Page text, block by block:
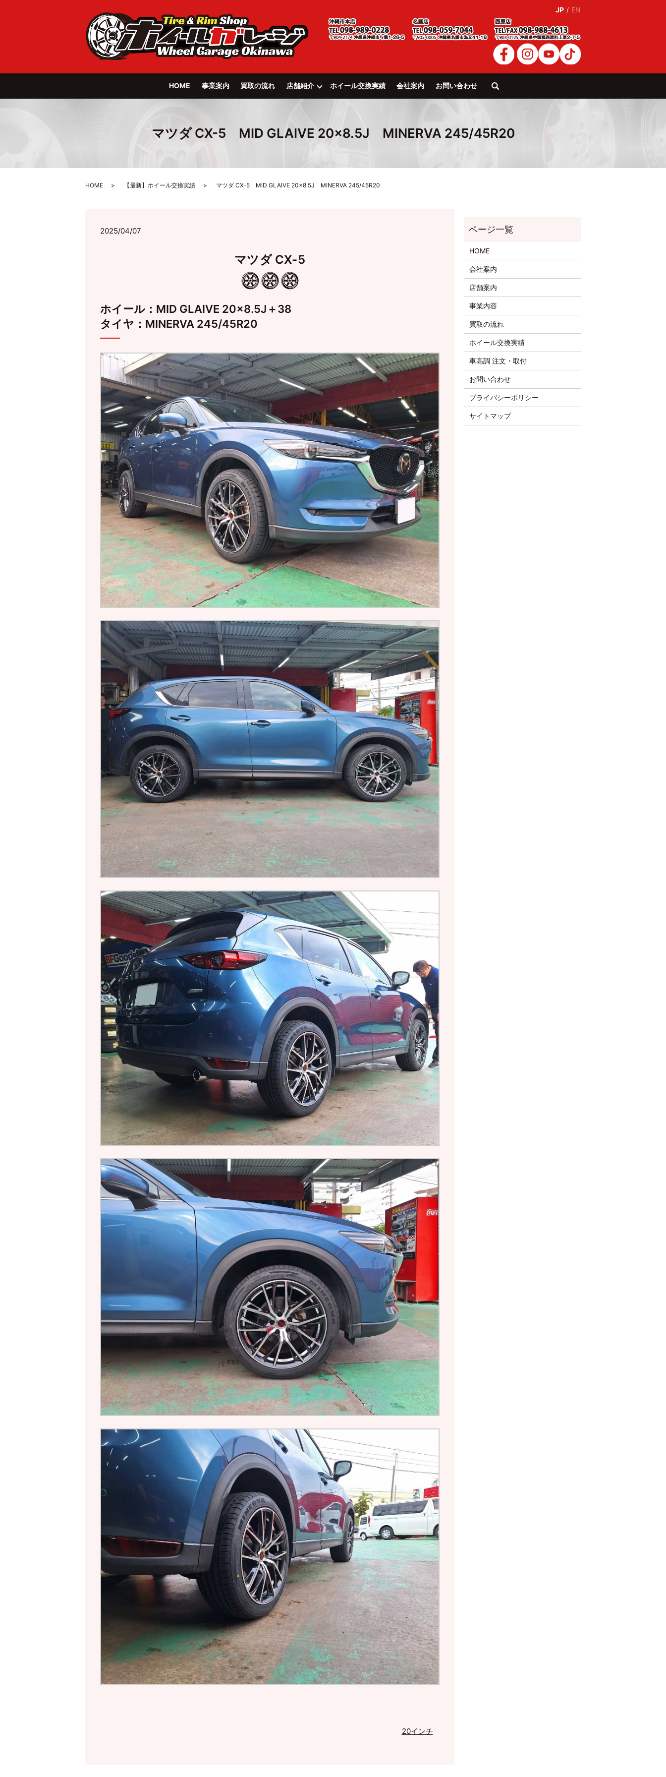
JP / EN
HOME 事業案内 買取の流れ 店舗紹介 ホイール交換実績 会社案内 お問い合わせ
search
マツダ CX-5 MID GLAIVE 20×8.5J MINERVA 245/45R20
HOME 【最新】ホイール交換実績 マツダ CX-5 MID GLAIVE 20×8.5J MINERVA 245/45R20
2025/04/07
マツダ CX-5
ホイール：MID GLAIVE 20×8.5J＋38
タイヤ：MINERVA 245/45R20
20インチ
HOME
会社案内
店舗案内
事業内容
買取の流れ
ホイール交換実績
車高調 注文・取付
お問い合わせ
プライバシーポリシー
サイトマップ